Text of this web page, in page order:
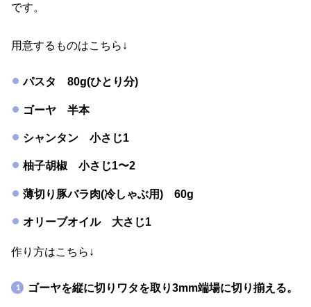
です。
用意するものはこちら↓
パスタ 80g(ひとり分)
ゴーヤ 半本
シャンタン 小さじ1
柚子胡椒 小さじ1〜2
薄切り豚バラ肉(冷しゃぶ用) 60g
オリーブオイル 大さじ1
作り方はこちら↓
ゴーヤを縦に切りワタを取り3mm端場に切り揃える。